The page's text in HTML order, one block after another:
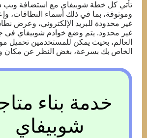
تأتي كل خطة شوبيفاي مع استضافة ويب
وموثوقة، بما في ذلك أسماء النطاقات،
غير محدودة للبريد الإلكتروني، وعرض
غير محدود. يتم وضع خوادم شوبيفاي في
العالم، بحيث يمكن للمستخدمين تحميل
الخاص بك بسرعة، بغض النظر عن مكان
خدمة بناء
شوبيفاي